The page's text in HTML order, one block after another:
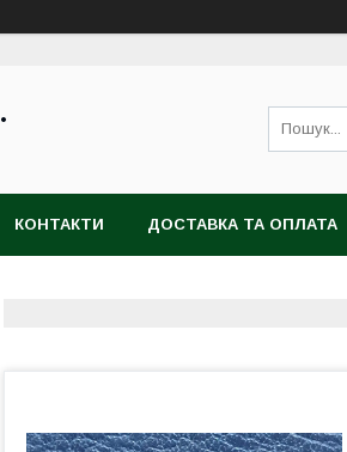
КОНТАКТИ ДОСТАВКА ТА ОПЛАТА